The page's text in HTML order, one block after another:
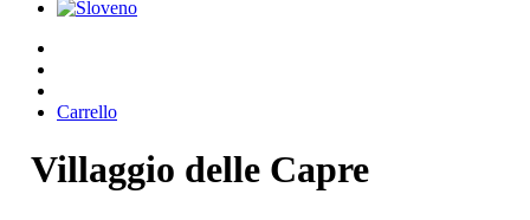
Carrello
Villaggio delle Capre